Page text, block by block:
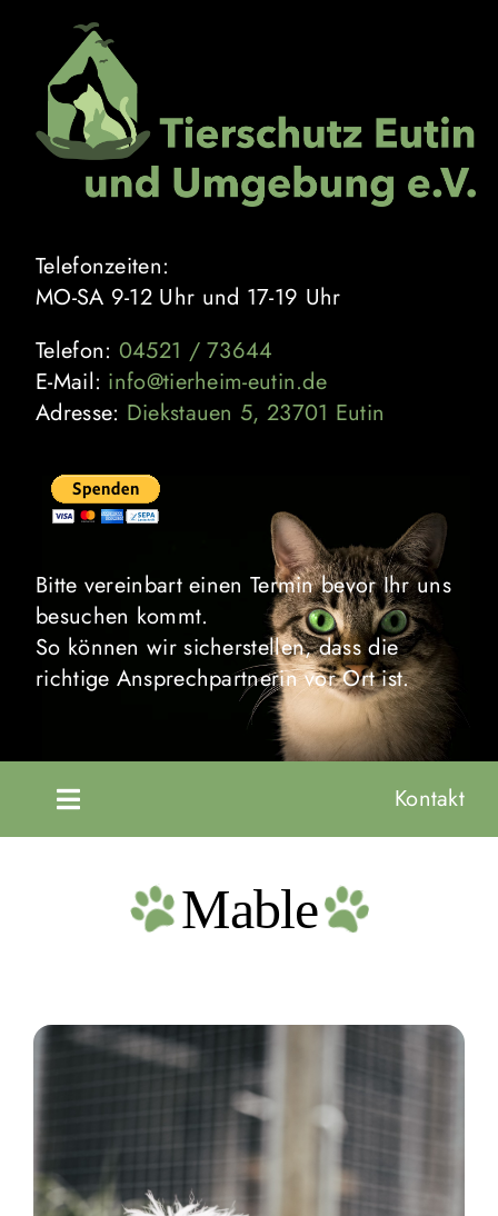
springen
Telefonzeiten:
MO-SA 9-12 Uhr und 17-19 Uhr
Telefon: 04521 / 73644
E-Mail: info@tierheim-eutin.de
Adresse: Diekstauen 5, 23701 Eutin
Bitte vereinbart einen Termin bevor Ihr uns
besuchen kommt.
So können wir sicherstellen, dass die
richtige Ansprechpartnerin vor Ort ist.
Toggle
Spenden & Engagieren
Kontakt
Mable